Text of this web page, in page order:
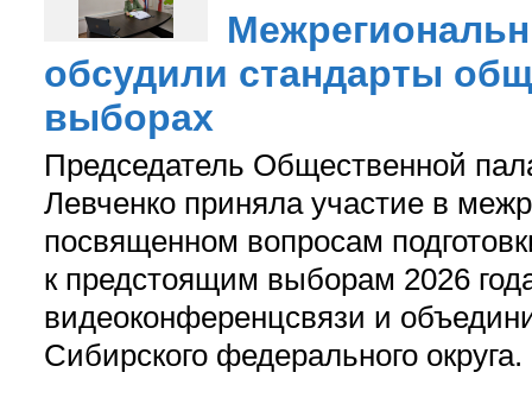
обсудили стандарты
выборах
Председатель Общественной
Левченко приняла участие в
посвященном вопросам
к предстоящим выборам 2026
видеоконференцсвязи и
Сибирского федерального округа.